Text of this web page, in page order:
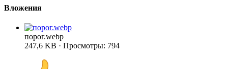
Вложения
порог.webp
247,6 KB · Просмотры: 794